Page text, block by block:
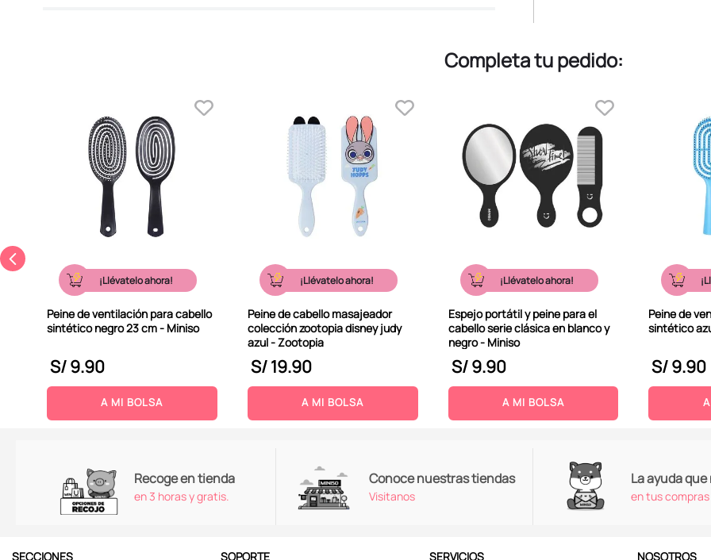
Completa tu pedido:
¡Llévatelo ahora!
Peine de ventilación para cabello
sintético negro 23 cm - Miniso
S/9.90
A MI BOLSA
¡Llévatelo ahora!
Peine de cabello masajeador
colección zootopia disney judy
azul - Zootopia
S/19.90
A MI BOLSA
¡Llévatelo ahora!
Espejo portátil y peine para el
cabello serie clásica en blanco y
negro - Miniso
S/9.90
A MI BOLSA
Peine de
sintético
S/9.90
Recoge en tienda
en 3 horas y gratis.
Conoce nuestras tiendas
Visitanos
La ayuda
en tus compras
SECCIONES SOPORTE SERVICIOS NOSOTROS